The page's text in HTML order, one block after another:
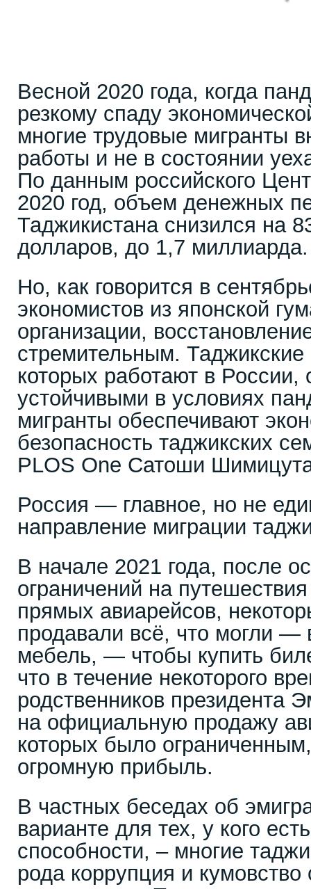
Весной 2020 года, когда
резкому спаду
многие трудовые мигранты
работы и не в состоянии
По данным российского
2020 год, объем денежных
Таджикистана снизился на
долларов, до 1,7 миллиарда.
Но, как говорится в
экономистов из японской
организации,
стремительным.
которых работают в России,
устойчивыми в условиях
мигранты обеспечивают
безопасность таджикских
PLOS One Сатоши
Россия — главное, но не
направление миграции
В начале 2021 года, после
ограничений на
прямых авиарейсов,
продавали всё, что могли —
мебель, — чтобы купить
что в течение некоторого
родственников президента
на официальную продажу
которых было
огромную прибыль.
В частных беседах об
варианте для тех, у кого
способности, – многие
рода коррупция и кумовство